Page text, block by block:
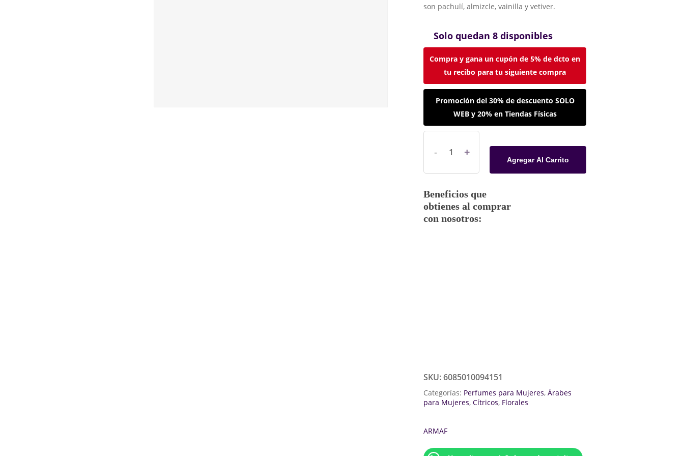
son pachulí, almizcle, vainilla y vetiver.
Solo quedan 8 disponibles
Compra y gana un cupón de 5% de dcto en
tu recibo para tu siguiente compra
Promoción del 30% de descuento SOLO
WEB y 20% en Tiendas Físicas
Agregar Al Carrito
Beneficios que
obtienes al comprar
con nosotros:
SKU:6085010094151
Categorías: Perfumes para Mujeres, Árabes
para Mujeres, Cítricos, Florales
ARMAF